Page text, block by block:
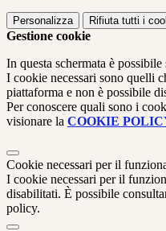
Personalizza Rifiuta tutti i
Gestione cookie
In questa schermata è
I cookie necessari sono quelli
piattaforma e non è possibile
Per conoscere quali sono i
visionare la COOKIE
Cookie necessari per il
I cookie necessari per il
disabilitati. È possibile
policy.